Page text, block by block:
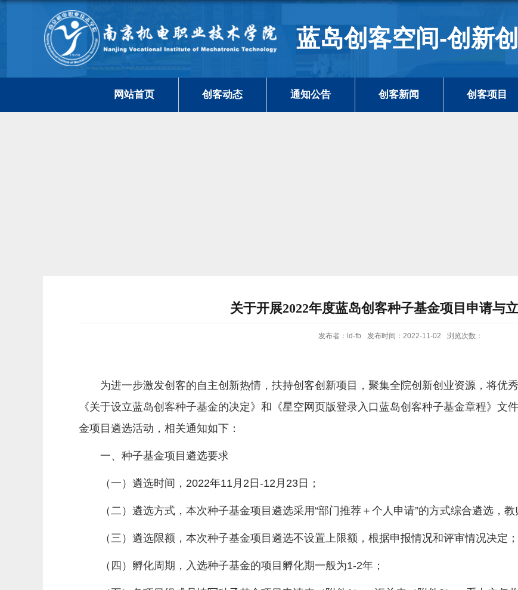
蓝岛创客空间-创新
网站首页 创客动态 通知公告 创客新闻 创客项目
关于开展2022年度蓝岛创客种子基金项目申请与
发布者：ld-fb 发布时间：2022-11-02 浏览次数：
为进一步激发创客的自主创新热情，扶持创客创新项目，聚集全院创新创业资源，将优
《关于设立蓝岛创客种子基金的决定》和《星空网页版登录入口蓝岛创客种子基金章程》文
金项目遴选活动，相关通知如下：
一、种子基金项目遴选要求
（一）遴选时间，2022年11月2日-12月23日；
（二）遴选方式，本次种子基金项目遴选采用“部门推荐＋个人申请”的方式综合遴选，教
（三）遴选限额，本次种子基金项目遴选不设置上限额，根据申报情况和评审情况决定；
（四）孵化周期，入选种子基金的项目孵化期一般为1-2年；